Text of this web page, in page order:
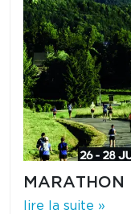
MARATHON
lire la suite »